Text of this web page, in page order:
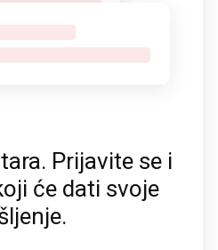
Prijavite se i
će dati svoje